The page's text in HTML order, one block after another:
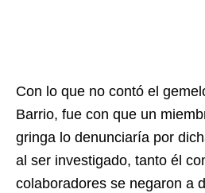
Con lo que no contó el
Barrio, fue con que un
gringa lo denunciaría por
al ser investigado, tanto él
colaboradores se negaron a